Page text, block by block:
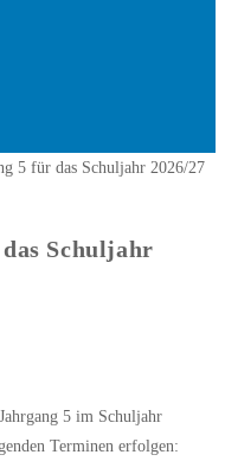
Schuljahr
5 im Schuljahr
Terminen erfolgen: